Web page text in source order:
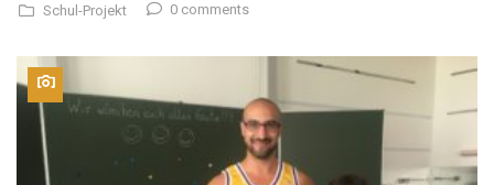
Schul-Projekt 0 comments